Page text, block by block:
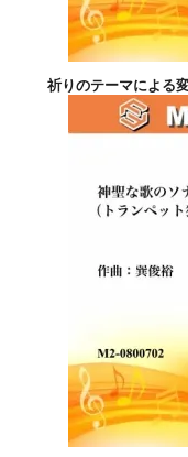
祈りのテーマによる